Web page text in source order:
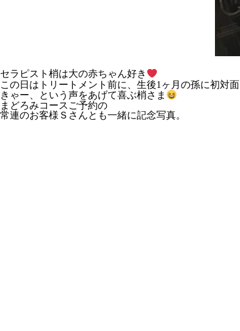
セラピスト梢は大の赤ちゃん好き
この日はトリートメント前に、生後1ヶ月の孫に初対面
きゃー、という声をあげて喜ぶ梢さま
まどろみコースご予約の
常連のお客様Ｓさんとも一緒に記念写真。